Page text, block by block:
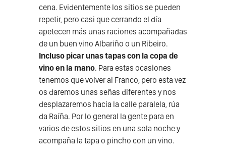
cena. Evidentemente los sitios se pueden
repetir, pero casi que cerrando el día
apetecen más unas raciones acompañadas
de un buen vino Albariño o un Ribeiro.
Incluso picar unas tapas con la copa de
vino en la mano. Para estas ocasiones
tenemos que volver al Franco, pero esta vez
os daremos unas señas diferentes y nos
desplazaremos hacia la calle paralela, rúa
da Raíña. Por lo general la gente para en
varios de estos sitios en una sola noche y
acompaña la tapa o pincho con un vino.